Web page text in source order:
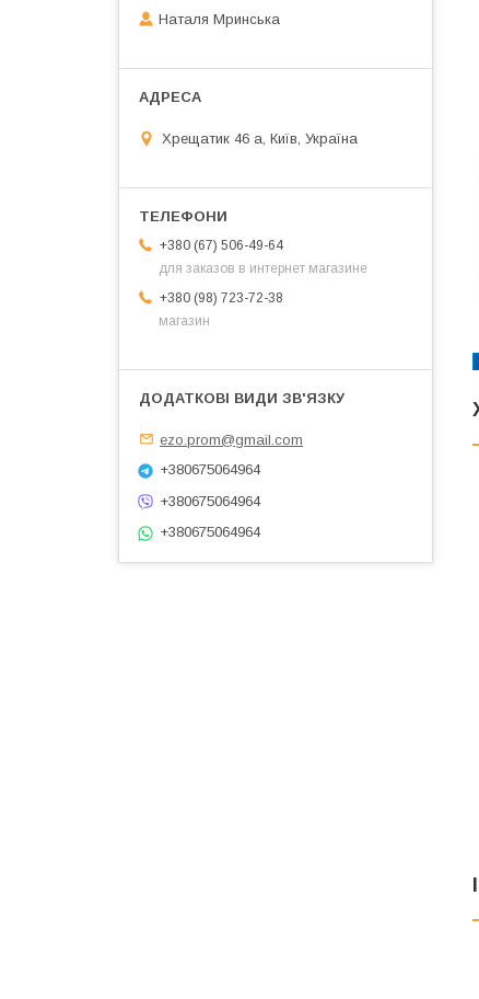
Наталя Мринська
Хрещатик 46 а, Київ, Україна
+380 (67) 506-49-64
для заказов в интернет магазине
+380 (98) 723-72-38
магазин
ezo.prom@gmail.com
+380675064964
+380675064964
+380675064964